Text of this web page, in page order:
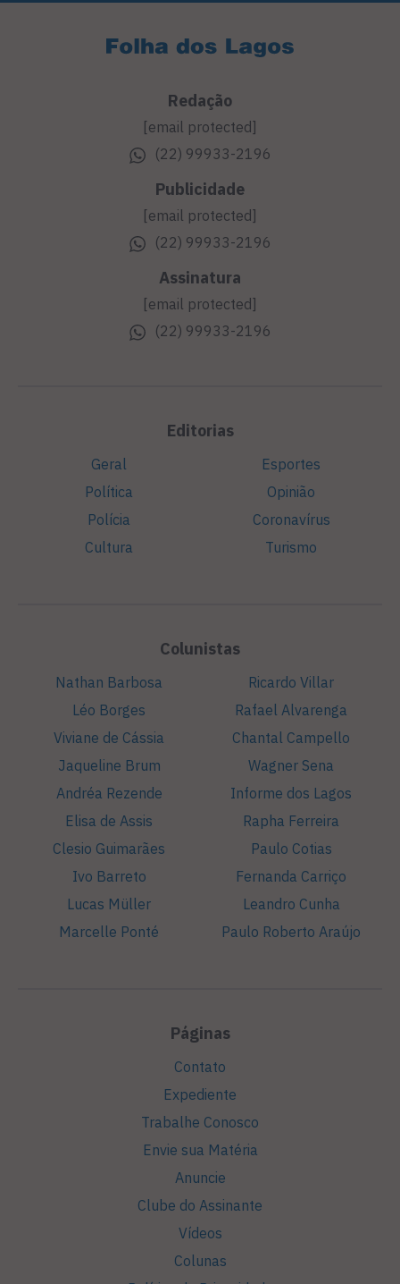
Redação
[email protected]
(22) 99933-2196
Publicidade
[email protected]
(22) 99933-2196
Assinatura
[email protected]
(22) 99933-2196
Editorias
Geral
Política
Polícia
Cultura
Esportes
Opinião
Coronavírus
Turismo
Colunistas
Nathan Barbosa
Léo Borges
Viviane de Cássia
Jaqueline Brum
Andréa Rezende
Elisa de Assis
Clesio Guimarães
Ivo Barreto
Lucas Müller
Marcelle Ponté
Ricardo Villar
Rafael Alvarenga
Chantal Campello
Wagner Sena
Informe dos Lagos
Rapha Ferreira
Paulo Cotias
Fernanda Carriço
Leandro Cunha
Paulo Roberto Araújo
Páginas
Contato
Expediente
Trabalhe Conosco
Envie sua Matéria
Anuncie
Clube do Assinante
Vídeos
Colunas